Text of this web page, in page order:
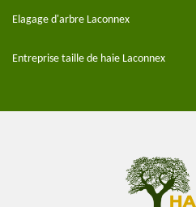
Elagage d'arbre Laconnex
Entreprise taille de haie Laconnex